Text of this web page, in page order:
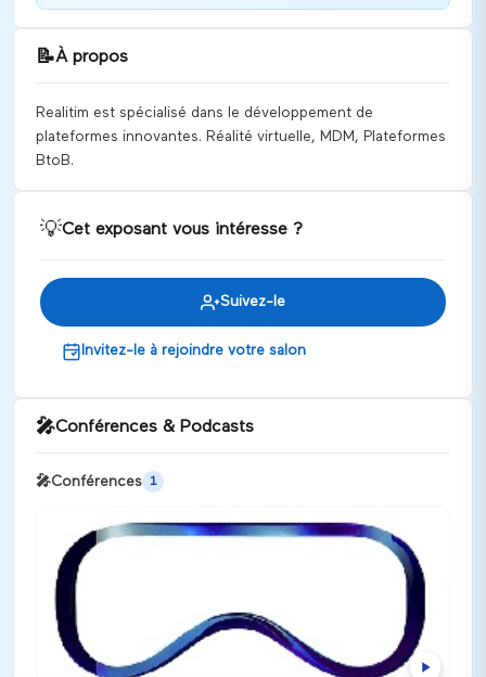
Bonjour ! Comment puis-je vous aider ?
📝À propos
Realitim est spécialisé dans le développement de
plateformes innovantes. Réalité virtuelle, MDM, Plateformes
BtoB.
💡Cet exposant vous intéresse ?
Suivez-le
Invitez-le à rejoindre votre salon
🎤Conférences & Podcasts
🎤Conférences 1